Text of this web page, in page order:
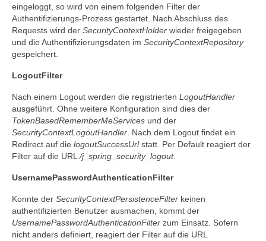
eingeloggt, so wird von einem folgenden Filter der
Authentifizierungs-Prozess gestartet. Nach Abschluss des
Requests wird der SecurityContextHolder wieder freigegeben
und die Authentifizierungsdaten im SecurityContextRepository
gespeichert.
LogoutFilter
Nach einem Logout werden die registrierten LogoutHandler
ausgeführt. Ohne weitere Konfiguration sind dies der
TokenBasedRememberMeServices und der
SecurityContextLogoutHandler . Nach dem Logout findet ein
Redirect auf die logoutSuccessUrlstatt. Per Default reagiert der
Filter auf die URL /j_spring_security_logout.
UsernamePasswordAuthenticationFilter
Konnte der SecurityContextPersistenceFilter keinen
authentifizierten Benutzer ausmachen, kommt der
UsernamePasswordAuthenticationFilter zum Einsatz. Sofern
nicht anders definiert, reagiert der Filter auf die URL